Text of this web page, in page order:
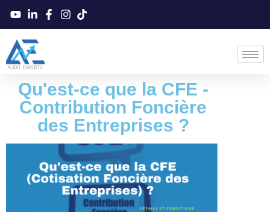
Qu'est-ce que la CFE -
Contribution Foncière
des Entreprises ?